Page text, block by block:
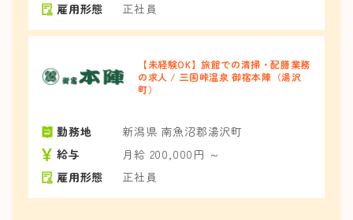
雇用形態
正社員
【未経験OK】旅館での清掃・配膳業務
の求人 / 三国峠温泉 御宿本陣（湯沢
町）
勤務地
新潟県 南魚沼郡湯沢町
給与
月給 200,000円 ～
雇用形態
正社員